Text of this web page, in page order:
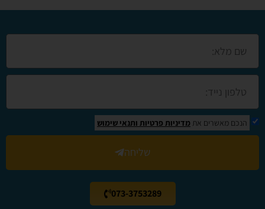
הנכם מאשרים את מדיניות פרטיות ותנאי שימוש
שליחה
073-3753289